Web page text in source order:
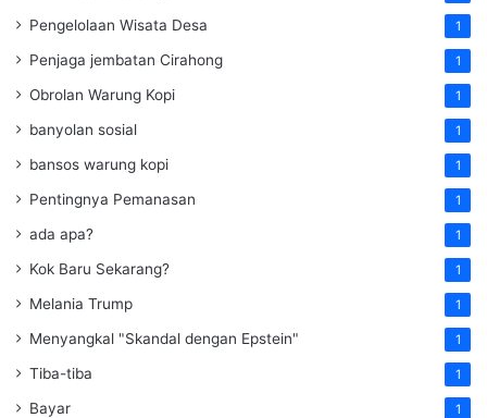
Pengelolaan Wisata Desa 1
Penjaga jembatan Cirahong 1
Obrolan Warung Kopi 1
banyolan sosial 1
bansos warung kopi 1
Pentingnya Pemanasan 1
ada apa? 1
Kok Baru Sekarang? 1
Melania Trump 1
Menyangkal "Skandal dengan Epstein" 1
Tiba-tiba 1
Bayar 1